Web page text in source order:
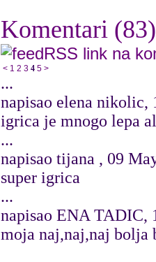
Komentari (83)
RSS link na
< 1 2 3 4 5 >
...
napisao elena nikolic,
igrica je mnogo lepa
...
napisao tijana , 09
super igrica
...
napisao ENA TADIC,
moja naj,naj,naj bolja